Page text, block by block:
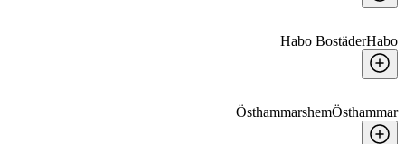
Habo BostäderHabo
ÖsthammarshemÖsthammar